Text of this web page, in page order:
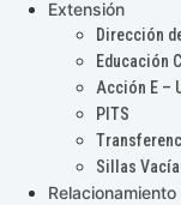
Extensión
Dirección
Educación
Acción E –
PITS
Sillas